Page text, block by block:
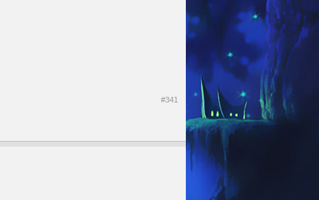
#341